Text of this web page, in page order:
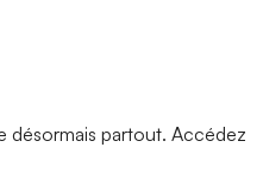
désormais partout. Accédez